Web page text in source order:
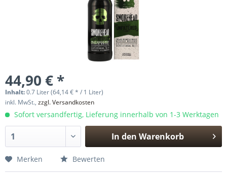
44,90 € *
Inhalt:0.7 Liter (64,14 € * / 1 Liter)
inkl. MwSt., zzgl. Versandkosten
Sofort versandfertig, Lieferung innerhalb von 1-3 Werktagen
In den Warenkorb
Merken Bewerten